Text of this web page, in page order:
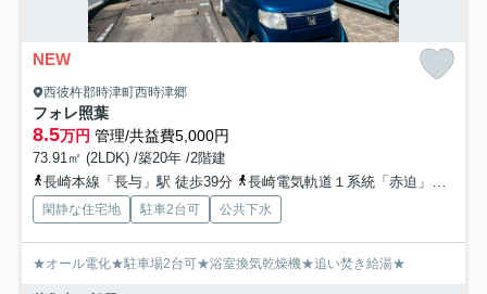
NEW
西彼杵郡時津町西時津郷
フォレ照葉
8.5万円 管理/共益費5,000円
73.91㎡ (2LDK) /築20年 /2階建
長崎本線「長与」駅 徒歩39分
長崎電気軌道１系統「赤迫」駅 徒歩74分
閑静な住宅地 駐車2台可 公共下水
★オール電化★駐車場2台可★浴室換気乾燥機★追い焚き給湯★